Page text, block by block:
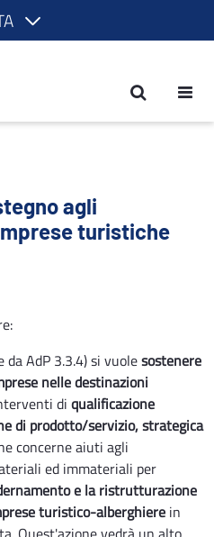
agli
agli
turistiche
AdP 3.3.4) si vuolesostenere
nelle destinazioni
di qualificazione
di prodotto/servizio, strategica
concerne aiuti agli
ed immateriali per
e la ristrutturazione
turistico-alberghiere in